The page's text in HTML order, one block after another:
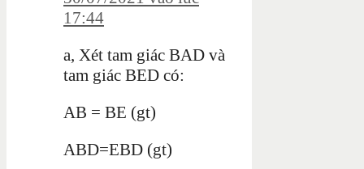
17:44
a, Xét tam giác BAD và
tam giác BED có:
AB = BE (gt)
ABD=EBD (gt)